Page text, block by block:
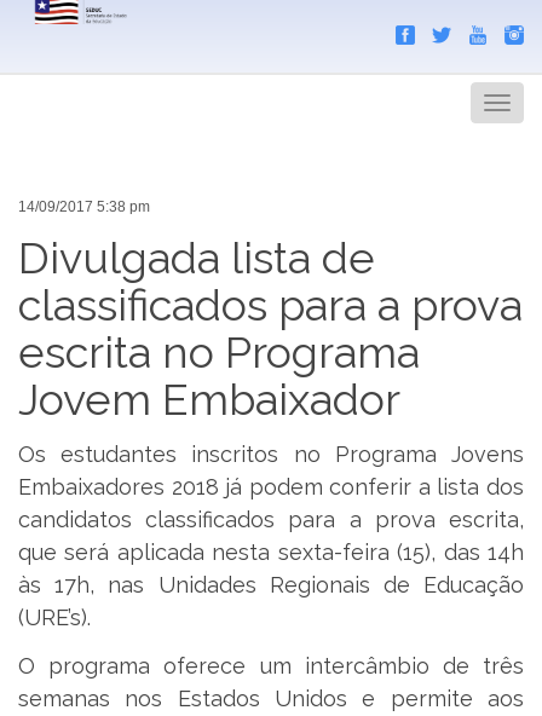
Menu
14/09/2017 5:38 pm
Divulgada lista de
classificados para a prova
escrita no Programa
Jovem Embaixador
Os estudantes inscritos no Programa Jovens
Embaixadores 2018 já podem conferir a lista dos
candidatos classificados para a prova escrita,
que será aplicada nesta sexta-feira (15), das 14h
às 17h, nas Unidades Regionais de Educação
(URE’s).
O programa oferece um intercâmbio de três
semanas nos Estados Unidos e permite aos